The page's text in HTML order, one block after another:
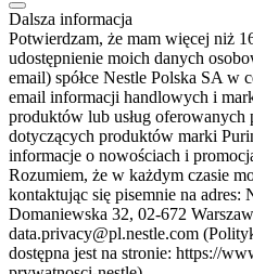
Dalsza informacja
Potwierdzam, że mam więcej niż
udostępnienie moich danych
email) spółce Nestle Polska SA w
email informacji handlowych i
produktów lub usług oferowanych
dotyczących produktów marki
informacje o nowościach i
Rozumiem, że w każdym czasie
kontaktując się pisemnie na adres:
Domaniewska 32, 02-672
data.privacy@pl.nestle.com
dostępna jest na stronie: https://